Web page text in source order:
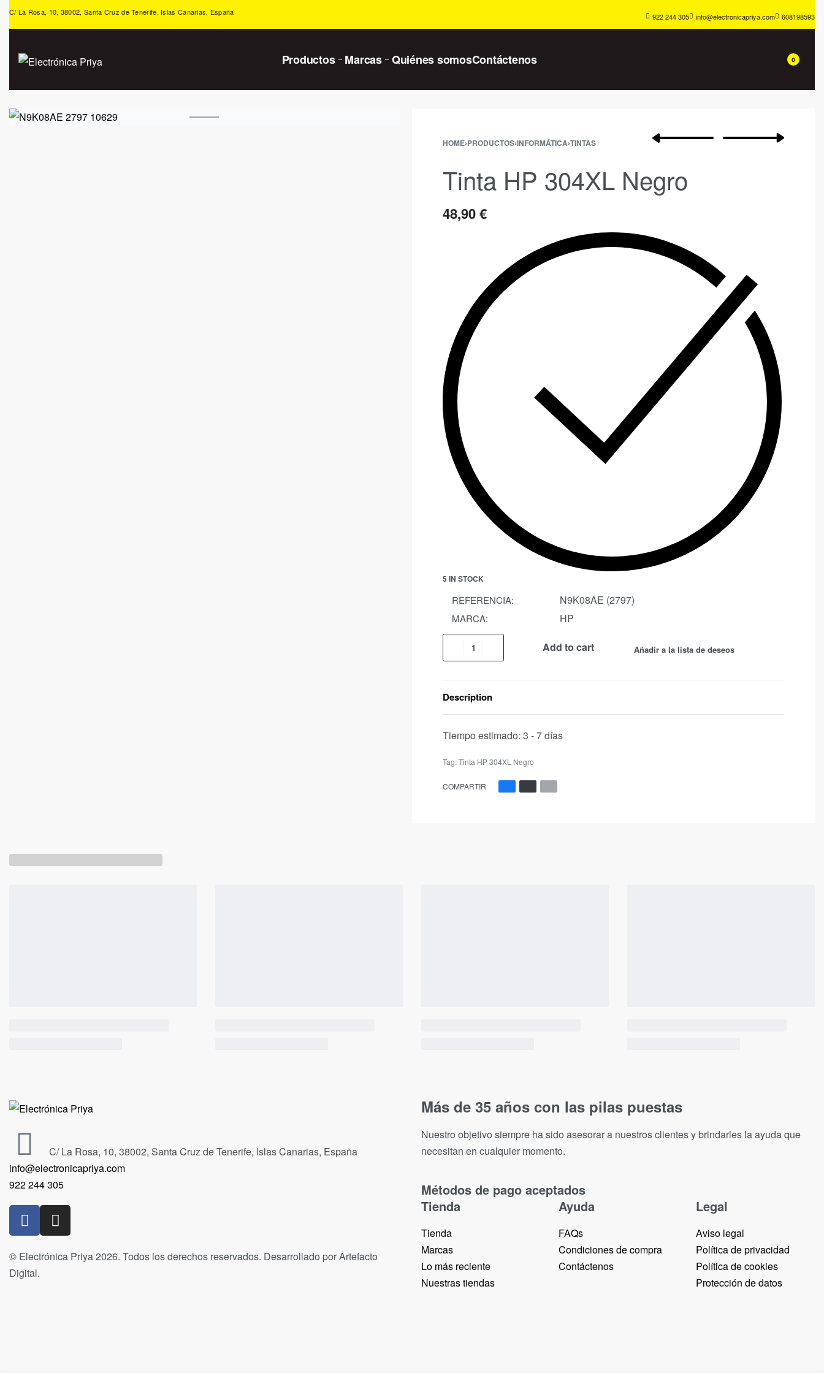
C/ La Rosa, 10, 38002, Santa Cruz de Tenerife, Islas Canarias, España 922 244 305 info@electronicapriya.com 608198593
Productos Marcas Quiénes somosContáctenos 0
HOME›PRODUCTOS›INFORMÁTICA›TINTAS
Tinta HP 304XL Negro
48,90€
5 IN STOCK
REFERENCIA: N9K08AE (2797)
MARCA: HP
Add to cart Añadir a la lista de deseos
Description
Tiempo estimado: 3 - 7 días
Tag:Tinta HP 304XL Negro
COMPARTIR
C/ La Rosa, 10, 38002, Santa Cruz de Tenerife, Islas Canarias, España
info@electronicapriya.com
922 244 305
© Electrónica Priya 2026. Todos los derechos reservados. Desarrollado por Artefacto
Digital.
Más de 35 años con las pilas puestas
Nuestro objetivo siempre ha sido asesorar a nuestros clientes y brindarles la ayuda que
necesitan en cualquier momento.
Métodos de pago aceptados
Tienda
Tienda
Marcas
Lo más reciente​
Nuestras tiendas​
Ayuda
FAQs
Condiciones de compra
Contáctenos
Legal
Aviso legal
Política de privacidad
Política de cookies
Protección de datos